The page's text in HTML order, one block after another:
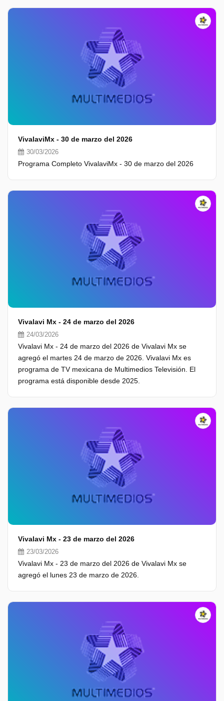
VivalaviMx - 30 de marzo del 2026
30/03/2026
Programa Completo VivalaviMx - 30 de marzo del 2026
Vivalavi Mx - 24 de marzo del 2026
24/03/2026
Vivalavi Mx - 24 de marzo del 2026 de Vivalavi Mx se
agregó el martes 24 de marzo de 2026. Vivalavi Mx es
programa de TV mexicana de Multimedios Televisión. El
programa está disponible desde 2025.
Vivalavi Mx - 23 de marzo del 2026
23/03/2026
Vivalavi Mx - 23 de marzo del 2026 de Vivalavi Mx se
agregó el lunes 23 de marzo de 2026.